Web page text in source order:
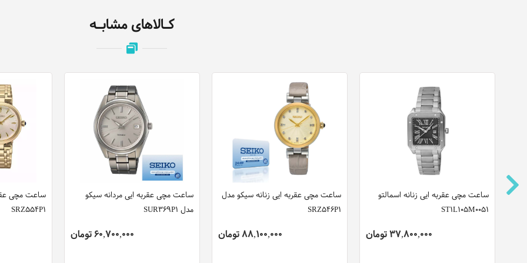
کـالاهای مشابـه
ساعت مچی عقربه ایی مردانه سیکو
ساعت مچی عقربه ایی زنانه سیکو مدل
ساعت مچی عقربه ایی زنانه اسمالتو
ایی زنانه روشاس